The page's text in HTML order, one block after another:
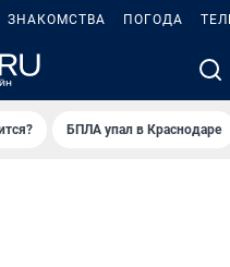
ЗНАКОМСТВА ПОГОДА
БПЛА упал в Краснодаре